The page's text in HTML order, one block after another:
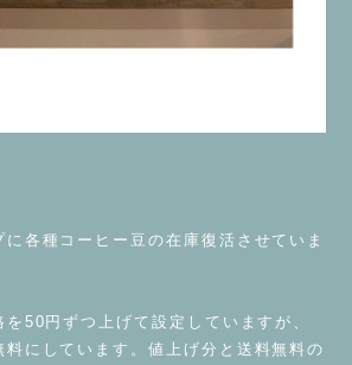
各種コーヒー豆の在庫復活させていま
50円ずつ上げて設定していますが、
料にしています。値上げ分と送料無料の